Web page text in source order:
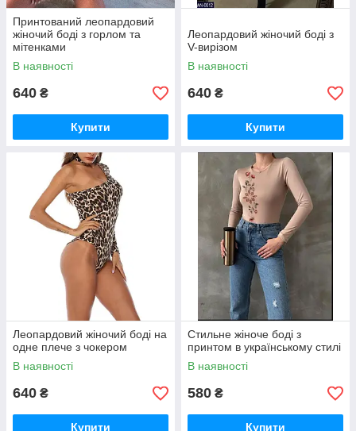
Принтований леопардовий
жіночий боді з горлом та
мітенками
В наявності
640 ₴
Купити
Леопардовий жіночий боді з
V-вирізом
В наявності
640 ₴
Купити
Леопардовий жіночий боді на
одне плече з чокером
В наявності
640 ₴
Купити
Стильне жіноче боді з
принтом в українському стилі
В наявності
580 ₴
Купити